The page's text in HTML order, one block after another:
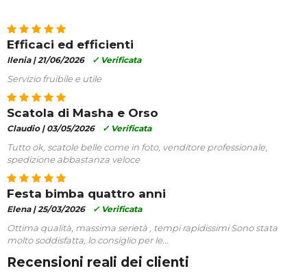
Efficaci ed efficienti
Ilenia |21/06/2026 ✓ Verificata
Servizio fruibile e utile
Scatola di Masha e Orso
Claudio | 03/05/2026 ✓ Verificata
Tutto ok, scatole belle come in foto, venditore professionale,
spedizione abbastanza veloce
Festa bimba quattro anni
Elena |25/03/2026 ✓ Verificata
Ottima qualità, massima serietà , tempi rapidissimi Sono stata
molto soddisfatta, lo consiglio per le...
Recensioni reali dei clienti